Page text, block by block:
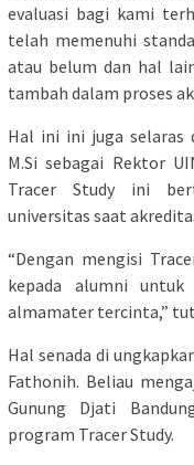
evaluasi bagi kami
telah memenuhi
atau belum dan hal
tambah dalam proses
Hal ini ini juga selaras
M.Si sebagai Rektor
Tracer Study ini
universitas saat
“Dengan mengisi
kepada alumni
almamater tercinta,”
Hal senada di
Fathonih. Beliau
Gunung Djati
program Tracer Study.